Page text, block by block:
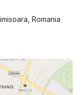
Romania